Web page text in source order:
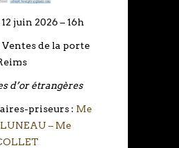
juin 2026 – 16h
de la porte
d’or étrangères
priseurs : Me
– Me